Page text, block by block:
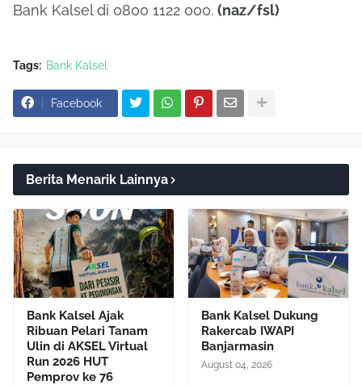
Bank Kalsel di 0800 1122 000. (naz/fsl)
Tags: Bank Kalsel
Facebook
Berita Menarik Lainnya
Bank Kalsel Ajak
Ribuan Pelari Tanam
Ulin di AKSEL Virtual
Run 2026 HUT
Pemprov ke 76
Bank Kalsel Dukung
Rakercab IWAPI
Banjarmasin
August 04, 2026